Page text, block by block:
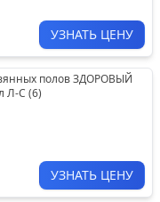
УЗНАТЬ ЦЕНУ
полов ЗДОРОВЫЙ
Л-С (6)
УЗНАТЬ ЦЕНУ